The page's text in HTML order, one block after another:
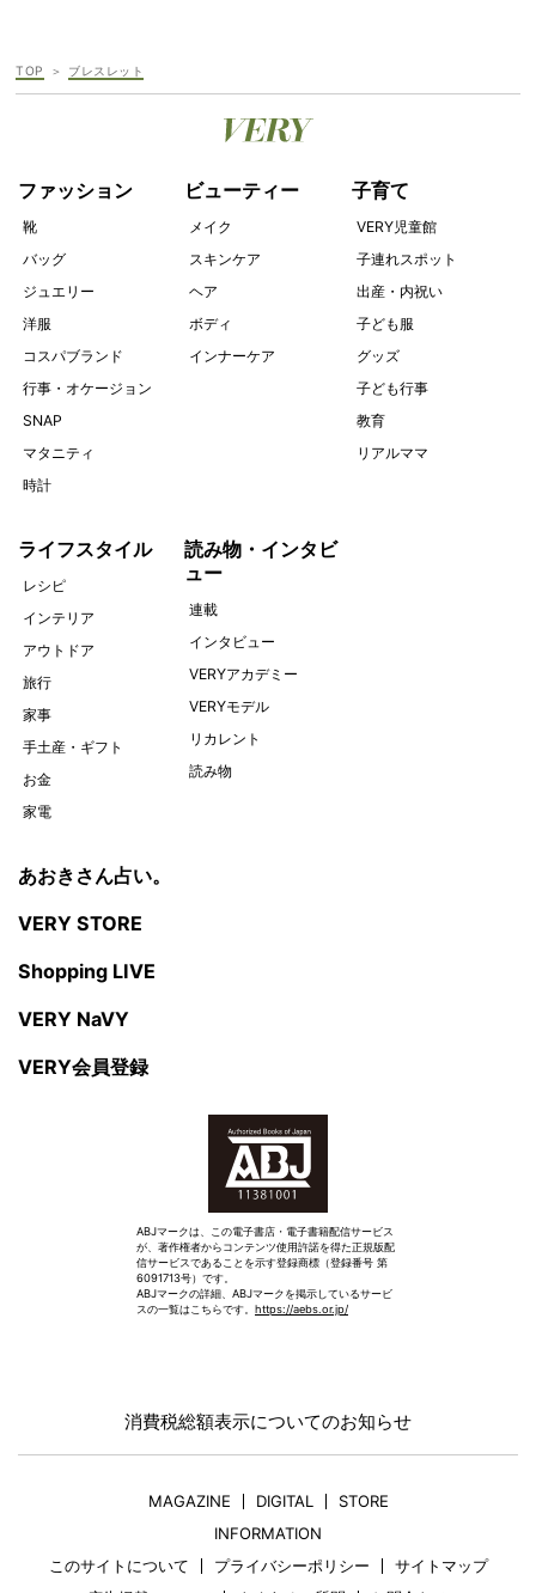
TOP ブレスレット
ファッション
靴
バッグ
ジュエリー
洋服
コスパブランド
行事・オケージョン
SNAP
マタニティ
時計
ビューティー
メイク
スキンケア
ヘア
ボディ
インナーケア
子育て
VERY児童館
子連れスポット
出産・内祝い
子ども服
グッズ
子ども行事
教育
リアルママ
ライフスタイル
レシピ
インテリア
アウトドア
旅行
家事
手土産・ギフト
お金
家電
読み物・インタビ
ュー
連載
インタビュー
VERYアカデミー
VERYモデル
リカレント
読み物
あおきさん占い。
VERY STORE
Shopping LIVE
VERY NaVY
VERY会員登録
ABJマークは、この電子書店・電子書籍配信サービス
が、著作権者からコンテンツ使用許諾を得た正規版配
信サービスであることを示す登録商標（登録番号 第
6091713号）です。
ABJマークの詳細、ABJマークを掲示しているサービ
スの一覧はこちらです。 https://aebs.or.jp/
消費税総額表示についてのお知らせ
MAGAZINE DIGITAL
STORE
INFORMATION
このサイトについて
プライバシーポリシー
サイトマップ